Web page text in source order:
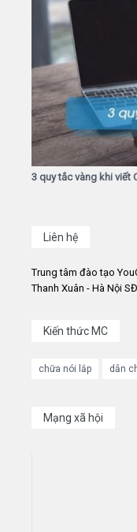
3 quy tắc vàng khi viết
Liên hệ
Trung tâm đào tạo
Thanh Xuân - Hà Nội
Kiến thức MC
chữa nói lắp dẫn
Mạng xã hội